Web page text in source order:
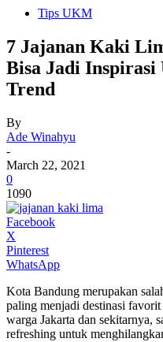
Tips UKM
7 Jajanan Kaki
Bisa Jadi Inspirasi
Trend
By
Ade Winahyu
-
March 22, 2021
0
1090
Facebook
X
Pinterest
WhatsApp
Kota Bandung merupakan
paling menjadi destinasi
warga Jakarta dan sekitarnya,
refreshing untuk